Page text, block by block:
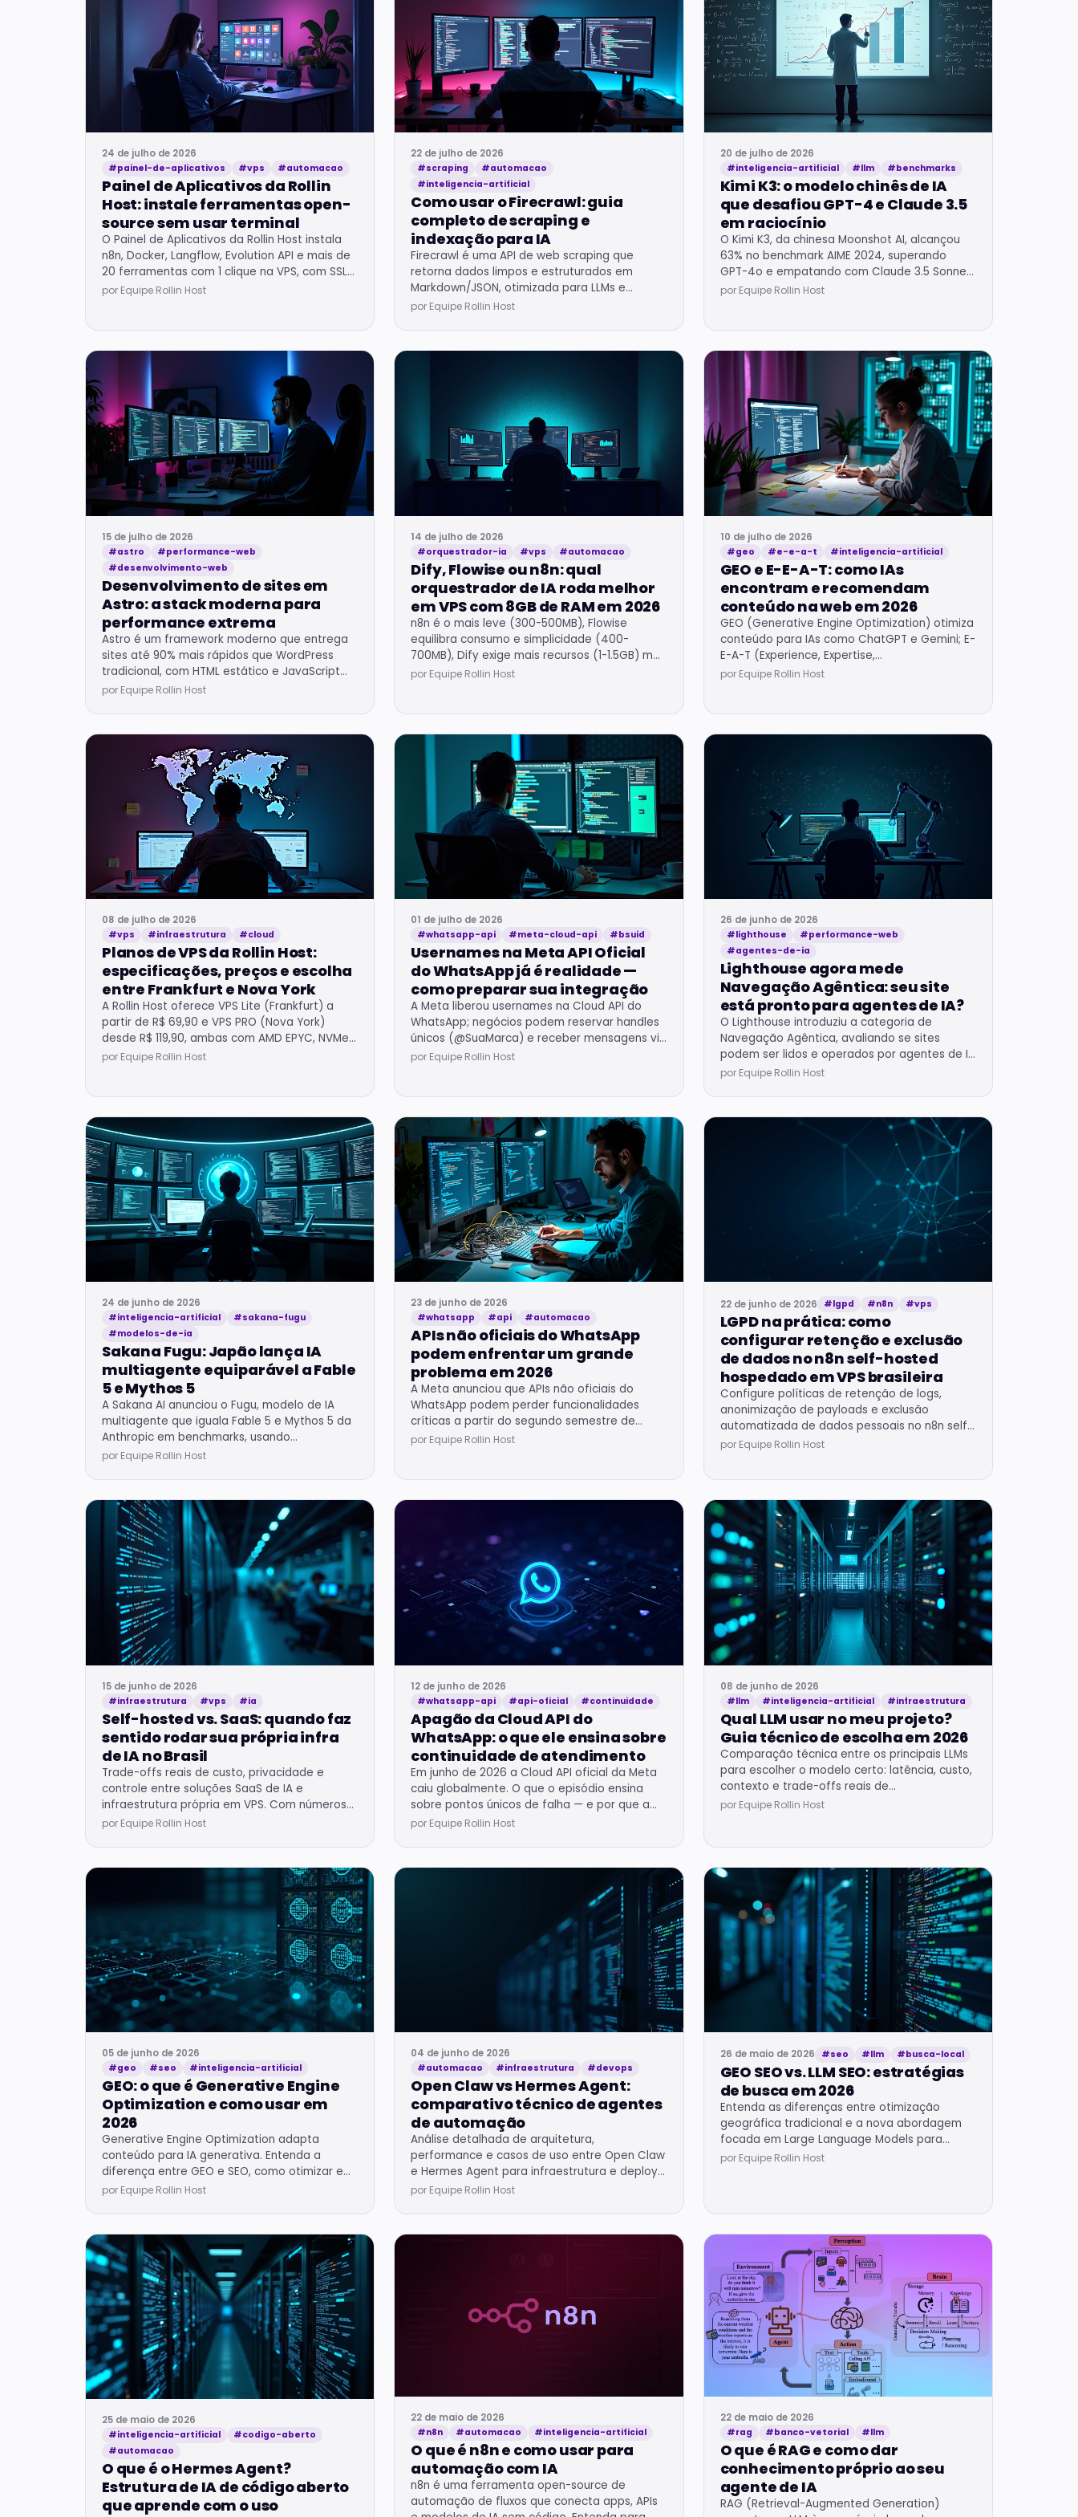
Registro
de
dominio
Hub de
TLDs
Todas las
herramientas
Hub con todas
las
herramientas
gratis
24 de julho de 2026
#painel-de-aplicativos #vps #automacao
Painel de Aplicativos da Rollin
Host: instale ferramentas open-
source sem usar terminal
O Painel de Aplicativos da Rollin Host instala
n8n, Docker, Langflow, Evolution API e mais de
20 ferramentas com 1 clique na VPS, com SSL
automático e subdomínio grátis.
por Equipe Rollin Host
22 de julho de 2026
#scraping
#automacao
#inteligencia-artificial
Como usar o Firecrawl: guia
completo de scraping e
indexação para IA
Firecrawl é uma API de web scraping que
retorna dados limpos e estruturados em
Markdown/JSON, otimizada para LLMs e
automações. Permite rastrear sites inteiros
por Equipe Rollin Host
20 de julho de 2026
#inteligencia-artificial #llm #benchmarks
Kimi K3: o modelo chinês de IA
que desafiou GPT-4 e Claude 3.5
em raciocínio
O Kimi K3, da chinesa Moonshot AI, alcançou
63% no benchmark AIME 2024, superando
GPT-4o e empatando com Claude 3.5 Sonnet
em raciocínio matemático avançado.
por Equipe Rollin Host
15 de julho de 2026
#astro
#performance-web
#desenvolvimento-web
Desenvolvimento de sites em
Astro: a stack moderna para
performance extrema
Astro é um framework moderno que entrega
sites até 90% mais rápidos que WordPress
tradicional, com HTML estático e JavaScript
sob demanda.
por Equipe Rollin Host
14 de julho de 2026
#orquestrador-ia #vps #automacao
Dify, Flowise ou n8n: qual
orquestrador de IA roda melhor
em VPS com 8GB de RAM em 2026
n8n é o mais leve (300-500MB), Flowise
equilibra consumo e simplicidade (400-
700MB), Dify exige mais recursos (1-1.5GB) mas
oferece UI completa para LLMOps.
por Equipe Rollin Host
10 de julho de 2026
#geo #e-e-a-t #inteligencia-artificial
GEO e E-E-A-T: como IAs
encontram e recomendam
conteúdo na web em 2026
GEO (Generative Engine Optimization) otimiza
conteúdo para IAs como ChatGPT e Gemini; E-
E-A-T (Experience, Expertise,
Authoritativeness, Trust) mede credibilidade.
por Equipe Rollin Host
08 de julho de 2026
#vps #infraestrutura #cloud
Planos de VPS da Rollin Host:
especificações, preços e escolha
entre Frankfurt e Nova York
A Rollin Host oferece VPS Lite (Frankfurt) a
partir de R$ 69,90 e VPS PRO (Nova York)
desde R$ 119,90, ambas com AMD EPYC, NVMe,
root access e provisionamento em ~5 minutos.
por Equipe Rollin Host
01 de julho de 2026
#whatsapp-api #meta-cloud-api #bsuid
Usernames na Meta API Oficial
do WhatsApp já é realidade —
como preparar sua integração
A Meta liberou usernames na Cloud API do
WhatsApp; negócios podem reservar handles
únicos (@SuaMarca) e receber mensagens via
BSUID sem compartilhar telefone. Saiba como
por Equipe Rollin Host
26 de junho de 2026
#lighthouse
#performance-web
#agentes-de-ia
Lighthouse agora mede
Navegação Agêntica: seu site
está pronto para agentes de IA?
O Lighthouse introduziu a categoria de
Navegação Agêntica, avaliando se sites
podem ser lidos e operados por agentes de IA
através de llms.txt, WebMCP e estabilidade
por Equipe Rollin Host
24 de junho de 2026
#inteligencia-artificial
#sakana-fugu
#modelos-de-ia
Sakana Fugu: Japão lança IA
multiagente equiparável a Fable
5 e Mythos 5
A Sakana AI anunciou o Fugu, modelo de IA
multiagente que iguala Fable 5 e Mythos 5 da
Anthropic em benchmarks, usando
orquestração de modelos especializados em
por Equipe Rollin Host
23 de junho de 2026
#whatsapp #api #automacao
APIs não oficiais do WhatsApp
podem enfrentar um grande
problema em 2026
A Meta anunciou que APIs não oficiais do
WhatsApp podem perder funcionalidades
críticas a partir do segundo semestre de
2026, forçando empresas a migrar ou buscar
por Equipe Rollin Host
22 de junho de 2026 #lgpd #n8n #vps
LGPD na prática: como
configurar retenção e exclusão
de dados no n8n self-hosted
hospedado em VPS brasileira
Configure políticas de retenção de logs,
anonimização de payloads e exclusão
automatizada de dados pessoais no n8n self-
hosted para compliance LGPD em VPS.
por Equipe Rollin Host
15 de junho de 2026
#infraestrutura #vps #ia
Self-hosted vs. SaaS: quando faz
sentido rodar sua própria infra
de IA no Brasil
Trade-offs reais de custo, privacidade e
controle entre soluções SaaS de IA e
infraestrutura própria em VPS. Com números
concretos do mercado brasileiro.
por Equipe Rollin Host
12 de junho de 2026
#whatsapp-api #api-oficial #continuidade
Apagão da Cloud API do
WhatsApp: o que ele ensina sobre
continuidade de atendimento
Em junho de 2026 a Cloud API oficial da Meta
caiu globalmente. O que o episódio ensina
sobre pontos únicos de falha — e por que a
resposta certa não é operar fora das regras.
por Equipe Rollin Host
08 de junho de 2026
#llm #inteligencia-artificial #infraestrutura
Qual LLM usar no meu projeto?
Guia técnico de escolha em 2026
Comparação técnica entre os principais LLMs
para escolher o modelo certo: latência, custo,
contexto e trade-offs reais de
implementação.
por Equipe Rollin Host
05 de junho de 2026
#geo #seo #inteligencia-artificial
GEO: o que é Generative Engine
Optimization e como usar em
2026
Generative Engine Optimization adapta
conteúdo para IA generativa. Entenda a
diferença entre GEO e SEO, como otimizar e
impactos em hospedagem.
por Equipe Rollin Host
04 de junho de 2026
#automacao #infraestrutura #devops
Open Claw vs Hermes Agent:
comparativo técnico de agentes
de automação
Análise detalhada de arquitetura,
performance e casos de uso entre Open Claw
e Hermes Agent para infraestrutura e deploy
automatizado.
por Equipe Rollin Host
26 de maio de 2026 #seo #llm #busca-local
GEO SEO vs. LLM SEO: estratégias
de busca em 2026
Entenda as diferenças entre otimização
geográfica tradicional e a nova abordagem
focada em Large Language Models para
busca conversacional.
por Equipe Rollin Host
25 de maio de 2026
#inteligencia-artificial
#codigo-aberto
#automacao
O que é o Hermes Agent?
Estrutura de IA de código aberto
que aprende com o uso
22 de maio de 2026
#n8n #automacao #inteligencia-artificial
O que é n8n e como usar para
automação com IA
n8n é uma ferramenta open-source de
automação de fluxos que conecta apps, APIs
22 de maio de 2026
#rag #banco-vetorial #llm
O que é RAG e como dar
conhecimento próprio ao seu
agente de IA
RAG (Retrieval-Augmented Generation)